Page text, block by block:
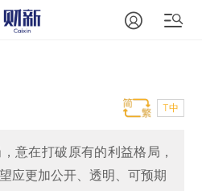
T中
意在打破原有的利益格局，
应更加公开、透明、可预期